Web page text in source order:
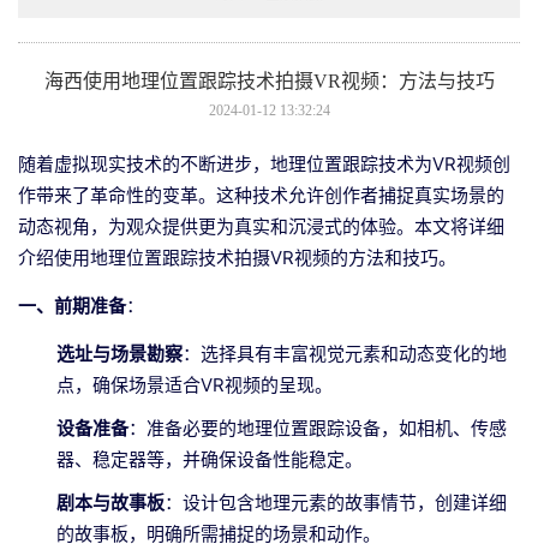
海西使用地理位置跟踪技术拍摄VR视频：方法与技巧
2024-01-12 13:32:24
随着虚拟现实技术的不断进步，地理位置跟踪技术为VR视频创
作带来了革命性的变革。这种技术允许创作者捕捉真实场景的
动态视角，为观众提供更为真实和沉浸式的体验。本文将详细
介绍使用地理位置跟踪技术拍摄VR视频的方法和技巧。
一、前期准备：
选址与场景勘察：选择具有丰富视觉元素和动态变化的地
点，确保场景适合VR视频的呈现。
设备准备：准备必要的地理位置跟踪设备，如相机、传感
器、稳定器等，并确保设备性能稳定。
剧本与故事板：设计包含地理元素的故事情节，创建详细
的故事板，明确所需捕捉的场景和动作。